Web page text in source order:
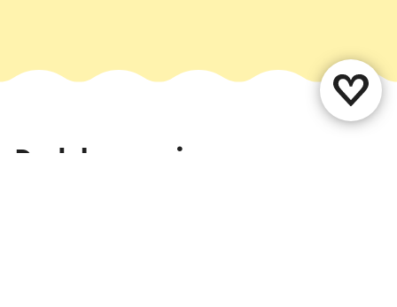
Deel deze pagina